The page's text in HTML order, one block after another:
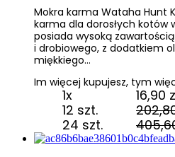
Mokra karma Wataha Hunt
karma dla dorosłych kotów
posiada wysoką
i drobiowego, z dodatkiem
miękkiego…
Im więcej kupujesz, tym
1x 16,90
12 szt.
cena
cena
24 szt.
cena
cena